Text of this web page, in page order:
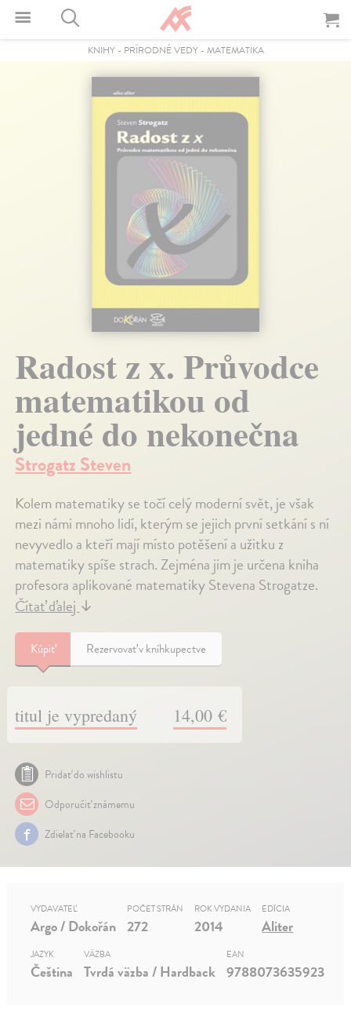
KNIHY- PRÍRODNÉ VEDY- MATEMATIKA
Radost z x. Průvodce
matematikou od
jedné do nekonečna
Strogatz Steven
Kolem matematiky se točí celý moderní svět, je však
mezi námi mnoho lidí, kterým se jejich první setkání s ní
nevyvedlo a kteří mají místo potěšení a užitku z
matematiky spíše strach. Zejména jim je určena kniha
profesora aplikované matematiky Stevena Strogatze.
Čítať ďalej↓
Kúpiť Rezervovať v kníhkupectve
titul je vypredaný 14,00 €
Pridať do wishlistu
Odporučiť známemu
Zdielať na Facebooku
VYDAVATEĽ
Argo / Dokořán
POČET STRÁN
272
ROK VYDANIA
2014
EDÍCIA
Aliter
JAZYK
Čeština
VÄZBA
Tvrdá väzba / Hardback
EAN
9788073635923